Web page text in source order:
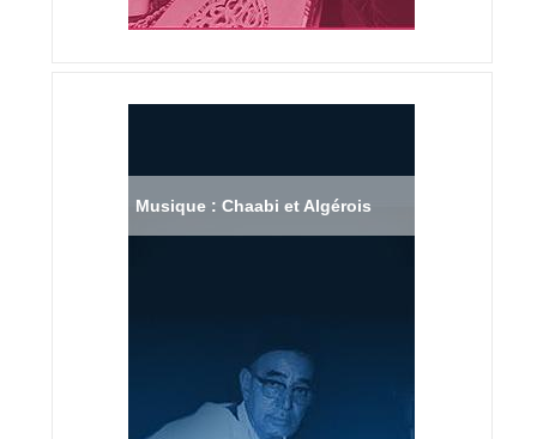
Musique : Chaabi et Algérois